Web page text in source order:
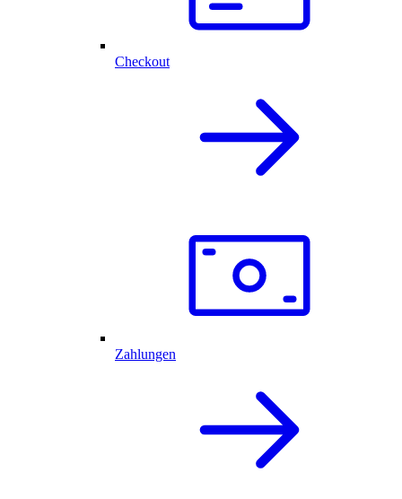
Checkout
Zahlungen